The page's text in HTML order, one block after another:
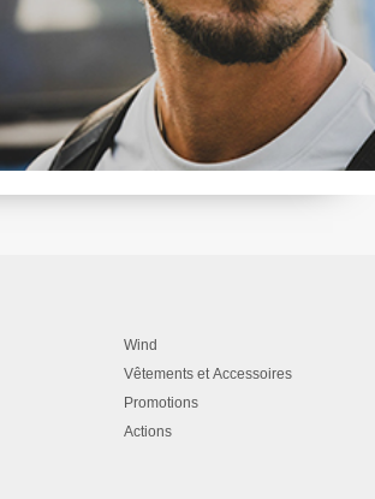
Wind
Vêtements et Accessoires
Promotions
Actions